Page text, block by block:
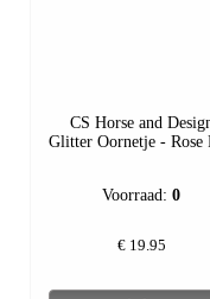
CS Horse and
Glitter Oornetje - Rose
Voorraad:0
€ 19.95